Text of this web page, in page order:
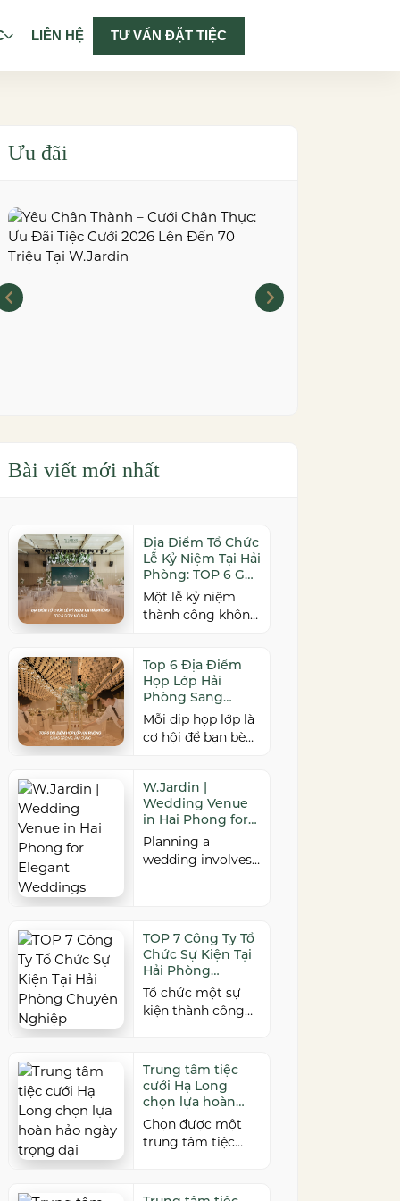
LIÊN HỆ TƯ VẤN ĐẶT TIỆC
Ưu đãi
Bài viết mới nhất
Địa Điểm Tổ Chức
Lễ Kỷ Niệm Tại Hải
Phòng: TOP 6 Gợi
Ý Nổi Bật
Một lễ kỷ niệm
thành công không
còn phụ thuộc vào
địa điểm tổ chức.
Nếu bạn đang tìm
kiếm địa điểm tổ
chức lễ kỷ niệm
dịch vụ chuyên
nghiệp và đáp ứng
nhiều quy mô sự
kiện, đừng […]
Top 6 Địa Điểm
Họp Lớp Hải
Phòng Sang
Trọng, Ấm Cúng
Mỗi dịp họp lớp là
cơ hội để bạn bè
gắn kết sau nhiều
năm xa cách. Để
buổi hội ngộ thêm
trọn vẹn, việc lựa
chọn địa điểm phù
không thể bỏ qua.
Dưới […]
W.Jardin |
Wedding Venue
in Hai Phong for
Elegant
Weddings
Planning a
wedding involves
venue is one of the
most important.
As a leading
wedding venue
Hai Phong,
W.Jardin
romantic garden
spaces, premium
cuisine prepared
under the ISO
22000:2018 food
TOP 7 Công Ty Tổ
Chức Sự Kiện Tại
Hải Phòng
Chuyên Nghiệp
Tổ chức một sự
kiện thành công
nghiệm và khả
năng triển khai
chuyên nghiệp. Tại
Hải Phòng, nhiều
công ty cung cấp
đa dạng dịch vụ từ
Trung tâm tiệc
cưới Hạ Long
chọn lựa hoàn
hảo ngày trọng
đại
Chọn được một
trung tâm tiệc
khóa quan trọng